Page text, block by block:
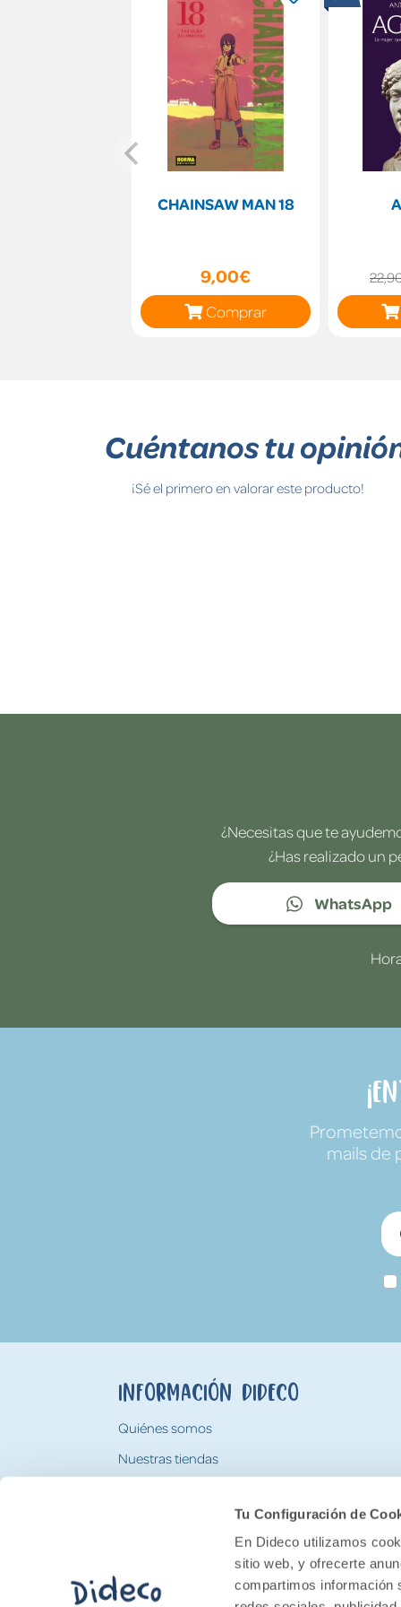
Tu Configuración de
En Dideco utilizamos
sitio web, y ofrecerte
compartimos información
CHAINSAW MAN 18
9,00€
Comprar
Cuéntanos tu
¡Sé el primero en valorar este producto!
¿Necesitas que te
¿Has realizado un
WhatsApp
mails de
Información Dideco
Quiénes somos
Nuestras tiendas
Tarjeta Regalo Dideco